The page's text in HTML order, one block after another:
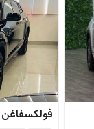
فولكسفاغن